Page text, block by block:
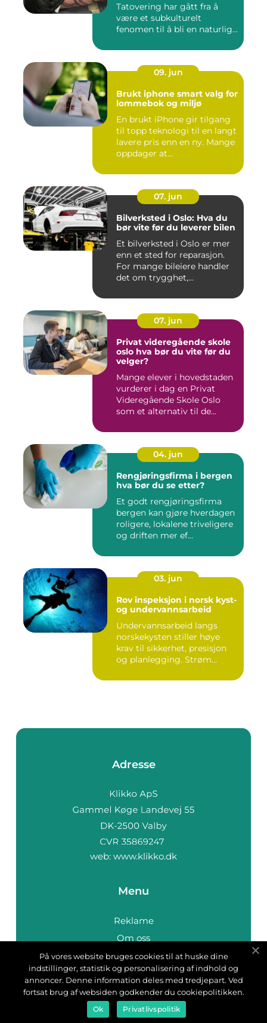
Tatovering har gått fra å
være et subkulturelt
fenomen til å bli en naturlig...
09. jun
Brukt iphone smart valg for
lommebok og miljø
En brukt iPhone gir tilgang
til topp teknologi til en langt
lavere pris enn en ny. Mange
oppdager at...
07. jun
Bilverksted i Oslo: Hva du
bør vite før du leverer bilen
Et bilverksted i Oslo er mer
enn et sted for reparasjon.
For mange bileiere handler
det om trygghet,...
07. jun
Privat videregående skole
oslo hva bør du vite før du
velger?
Mange elever i hovedstaden
vurderer i dag en Privat
Videregående Skole Oslo
som et alternativ til de...
04. jun
Rengjøringsfirma i bergen
hva bør du se etter?
Et godt rengjøringsfirma
bergen kan gjøre hverdagen
roligere, lokalene triveligere
og driften mer ef...
03. jun
Rov inspeksjon i norsk kyst-
og undervannsarbeid
Undervannsarbeid langs
norskekysten stiller høye
krav til sikkerhet, presisjon
og planlegging. Strøm...
Adresse
web: www.klikko.dk
Menu
Reklame
Om oss
Cookies
Kontakt Oss
Sitemap
På vores website bruges cookies til at huske dine
indstillinger, statistik og personalisering af indhold og
annoncer. Denne information deles med tredjepart. Ved
fortsat brug af websiden godkender du cookiepolitikken.
Ok Privatlivspolitik